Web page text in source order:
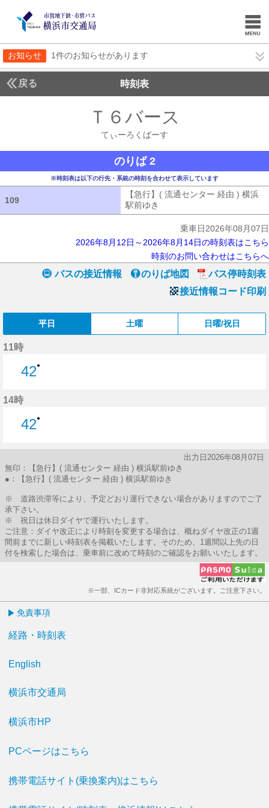
お知らせ 1件のお知らせがあります
戻る 時刻表
Ｔ６バース
てぃーろくばーす
のりば 2
※時刻表は以下の行先・系統の時刻を合わせて表示しています
109
【急行】( 流通センター 経由 ) 横浜
駅前ゆき
乗車日2026年08月07日
2026年8月12日～2026年8月14日の時刻表はこちら
時刻のお問い合わせはこちらへ
バスの接近情報 のりば地図
バス停時刻表
接近情報コード印刷
平日 土曜 日曜/祝日
11時
42●
14時
42●
出力日2026年08月07日
無印：【急行】( 流通センター 経由 ) 横浜駅前ゆき
●：【急行】( 流通センター 経由 ) 横浜駅前ゆき
※ 道路渋滞等により、予定どおり運行できない場合がありますのでご了
承下さい。
※ 祝日は休日ダイヤで運行いたします。
ご注意：ダイヤ改正により時刻を変更する場合は、概ねダイヤ改正の1週
間前までに新しい時刻表を掲載いたします。そのため、1週間以上先の日
付を検索した場合は、乗車前に改めて時刻のご確認をお願いいたします。
※一部、ICカード非対応系統がございます。ご注意下さい。
免責事項
経路・時刻表
English
横浜市交通局
横浜市HP
PCページはこちら
携帯電話サイト(乗換案内)はこちら